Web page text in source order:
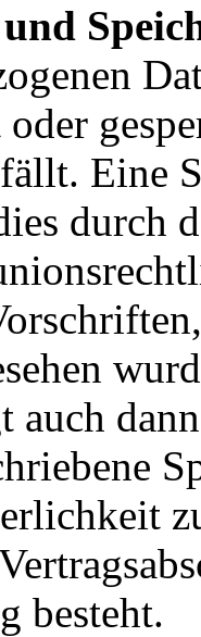
Eine
durch
auch
besteht.